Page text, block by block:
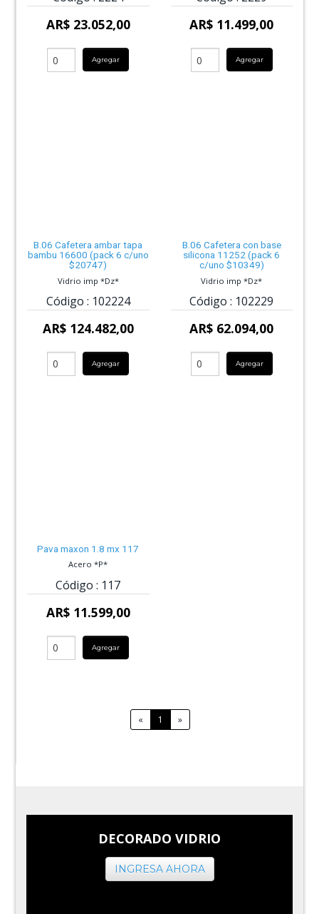
AR$ 23.052,00
Agregar
AR$ 11.499,00
Agregar
B.06 Cafetera ambar tapa
bambu 16600 (pack 6 c/uno
$20747)
Vidrio imp *Dz*
Código : 102224
AR$ 124.482,00
Agregar
B.06 Cafetera con base
silicona 11252 (pack 6
c/uno $10349)
Vidrio imp *Dz*
Código : 102229
AR$ 62.094,00
Agregar
Pava maxon 1.8 mx 117
Acero *P*
Código : 117
AR$ 11.599,00
Agregar
« 1 »
DECORADO VIDRIO
INGRESA AHORA